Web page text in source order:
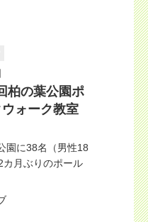
の葉公園ポ
ォーク教室
園に38名（男性18
月ぶりのポール